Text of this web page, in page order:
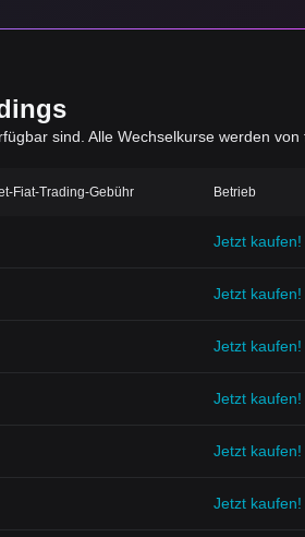
sind. Alle Wechselkurse werden
Fiat-Trading-Gebühr Betrieb
Jetzt kaufen!
Jetzt kaufen!
Jetzt kaufen!
Jetzt kaufen!
Jetzt kaufen!
Jetzt kaufen!